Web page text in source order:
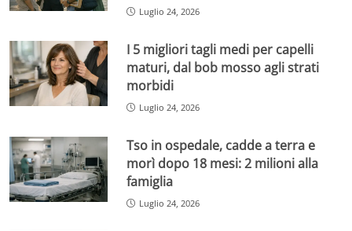
Luglio 24, 2026
I 5 migliori tagli medi per capelli
maturi, dal bob mosso agli strati
morbidi
Luglio 24, 2026
Tso in ospedale, cadde a terra e
morì dopo 18 mesi: 2 milioni alla
famiglia
Luglio 24, 2026